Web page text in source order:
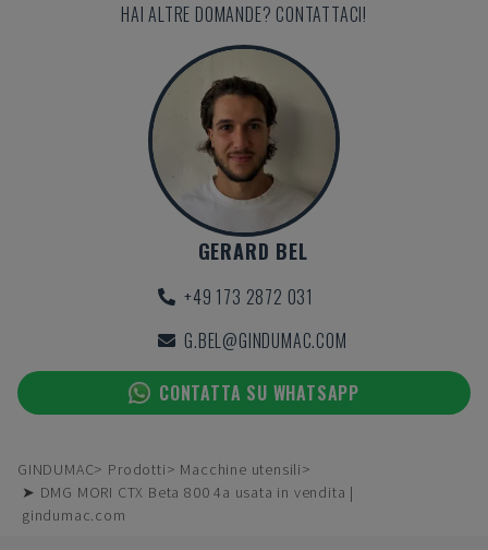
HAI ALTRE DOMANDE? CONTATTACI!
GERARD BEL
+49 173 2872 031
G.BEL@GINDUMAC.COM
CONTATTA SU WHATSAPP
GINDUMAC Prodotti
Macchine utensili
➤ DMG MORI CTX Beta 800 4a usata in vendita |
gindumac.com